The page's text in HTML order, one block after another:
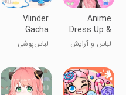
Anime
Dress Up &
Makeup
لباس و آرایش
Vlinder
Gacha
Dressup for
لباس‌پوشی
برای کودکان